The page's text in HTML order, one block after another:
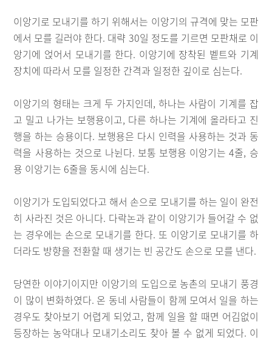
이앙기로 모내기를 하기 위해서는 이앙기의 규격에 맞는 모판
에서 모를 길러야 한다. 대략 30일 정도를 기르면 모판채로 이
앙기에 얹어서 모내기를 한다. 이앙기에 장착된 벹트와 기계
장치에 따라서 모를 일정한 간격과 일정한 깊이로 심는다.
이앙기의 형태는 크게 두 가지인데, 하나는 사람이 기계를 잡
고 밀고 나가는 보행용이고, 다른 하나는 기계에 올라타고 진
행을 하는 승용이다. 보행용은 다시 인력을 사용하는 것과 동
력을 사용하는 것으로 나뉜다. 보통 보행용 이앙기는 4줄, 승
용 이앙기는 6줄을 동시에 심는다.
이앙기가 도입되었다고 해서 손으로 모내기를 하는 일이 완전
히 사라진 것은 아니다. 다락논과 같이 이앙기가 들어갈 수 없
는 경우에는 손으로 모내기를 한다. 또 이앙기로 모내기를 하
더라도 방향을 전환할 때 생기는 빈 공간도 손으로 모를 낸다.
당연한 이야기이지만 이앙기의 도입으로 농촌의 모내기 풍경
이 많이 변화하였다. 온 동네 사람들이 함께 모여서 일을 하는
경우도 찾아보기 어렵게 되었고, 함께 일을 할 때면 어김없이
등장하는 농악대나 모내기소리도 찾아 볼 수 없게 되었다. 이